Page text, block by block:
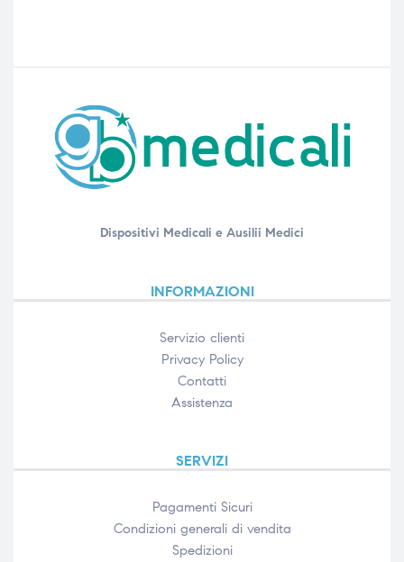
Dispositivi Medicali e Ausilii Medici
INFORMAZIONI
Servizio clienti
Privacy Policy
Contatti
Assistenza
SERVIZI
Pagamenti Sicuri
Condizioni generali di vendita
Spedizioni